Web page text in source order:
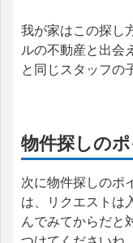
我が家はこの探し
ルの不動産と出会
と同じスタッフの
物件探しの
次に物件探しのポ
は、リクエストは
んでみてからだと